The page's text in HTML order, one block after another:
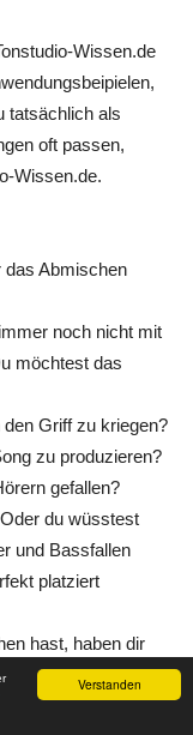
Verstanden
Wissen.de
tatsächlich als
oft passen,
Wissen.de.
das Abmischen
noch nicht mit
möchtest das
Griff zu kriegen?
zu produzieren?
gefallen?
du wüsstest
und Bassfallen
platziert
hast, haben dir